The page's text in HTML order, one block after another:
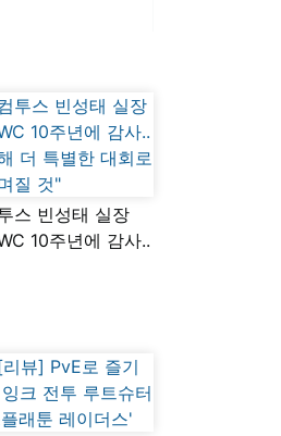
스 빈성태 실장
10주년에 감사..